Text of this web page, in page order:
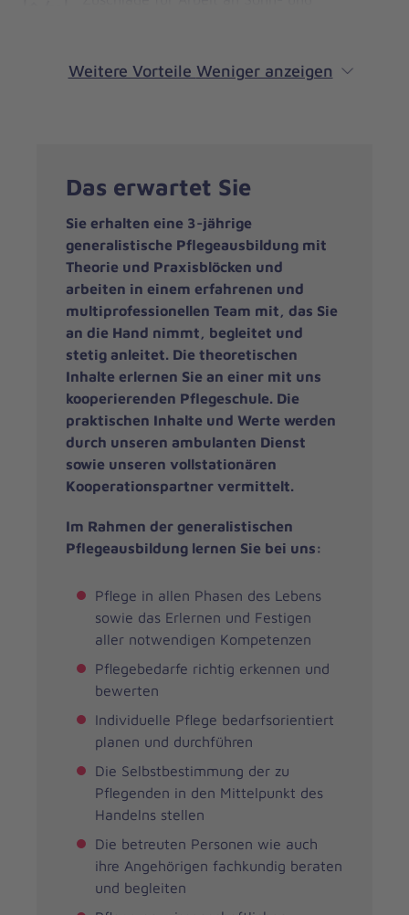
Weitere Vorteile Weniger anzeigen
Das erwartet Sie
Sie erhalten eine 3-jährige
generalistische Pflegeausbildung mit
Theorie und Praxisblöcken und
arbeiten in einem erfahrenen und
multiprofessionellen Team mit, das Sie
an die Hand nimmt, begleitet und
stetig anleitet. Die theoretischen
Inhalte erlernen Sie an einer mit uns
kooperierenden Pflegeschule. Die
praktischen Inhalte und Werte werden
durch unseren ambulanten Dienst
sowie unseren vollstationären
Kooperationspartner vermittelt.
Im Rahmen der generalistischen
Pflegeausbildung lernen Sie bei uns:
Pflege in allen Phasen des Lebens
sowie das Erlernen und Festigen
aller notwendigen Kompetenzen
Pflegebedarfe richtig erkennen und
bewerten
Individuelle Pflege bedarfsorientiert
planen und durchführen
Die Selbstbestimmung der zu
Pflegenden in den Mittelpunkt des
Handelns stellen
Die betreuten Personen wie auch
ihre Angehörigen fachkundig beraten
und begleiten